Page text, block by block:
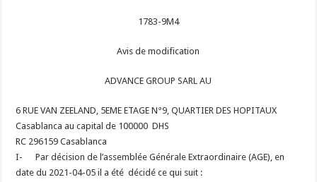
1783-9M4
Avis de modification
ADVANCE GROUP SARL AU
6 RUE VAN ZEELAND, 5EME ETAGE N°9, QUARTIER DES HOPITAUX
Casablanca au capital de 100000 DHS
RC 296159 Casablanca
I- Par décision de l’assemblée Générale Extraordinaire (AGE), en
date du 2021-04-05 il a été décidé ce qui suit :